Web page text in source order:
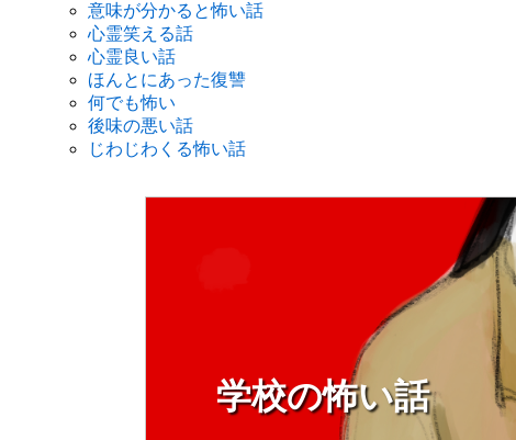
意味が分かると怖い話
心霊笑える話
心霊良い話
ほんとにあった復讐
何でも怖い
後味の悪い話
じわじわくる怖い話
学校の怖い話